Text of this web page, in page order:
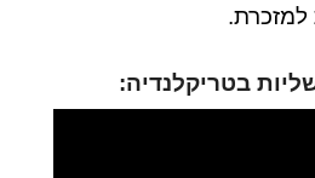
למזכרת.
בטריקלנדיה: